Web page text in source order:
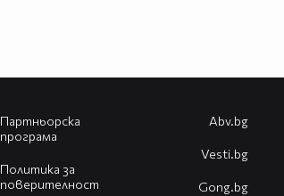
Партньорска
програма
Политика за
поверителност
Abv.bg
Vesti.bg
Gong.bg